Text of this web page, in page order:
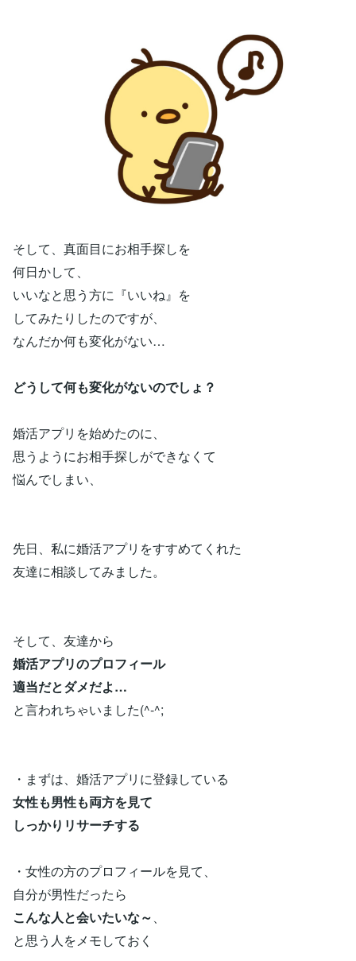
そして、真面目にお相手探しを
何日かして、
いいなと思う方に『いいね』を
してみたりしたのですが、
なんだか何も変化がない…
どうして何も変化がないのでしょ？
婚活アプリを始めたのに、
思うようにお相手探しができなくて
悩んでしまい、
先日、私に婚活アプリをすすめてくれた
友達に相談してみました。
そして、友達から
婚活アプリのプロフィール
適当だとダメだよ…
と言われちゃいました(^-^;
・まずは、婚活アプリに登録している
女性も男性も両方を見て
しっかりリサーチする
・女性の方のプロフィールを見て、
自分が男性だったら
こんな人と会いたいな～
と思う人をメモしておく